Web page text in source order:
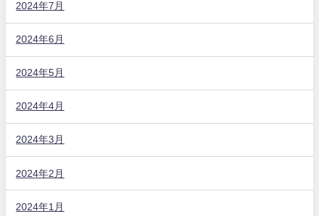
2024年7月
2024年6月
2024年5月
2024年4月
2024年3月
2024年2月
2024年1月